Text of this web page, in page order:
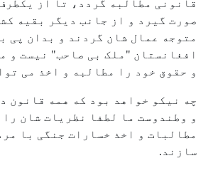
قانونی مطالبه گردد، تا از
صورت گیرد و از جانب دیگر بقیه
متوجه عمال شان گردند و بدان پی
افغانستان "ملک بی صاحب" نیست و
و حقوق خود را مطالبه و اخذ می
چه نیکو خواهد بود که همه قانون
و وطندوست ما لطفا نظریات شان را
مطالبات و اخذ خسارات جنگی با
سازند.